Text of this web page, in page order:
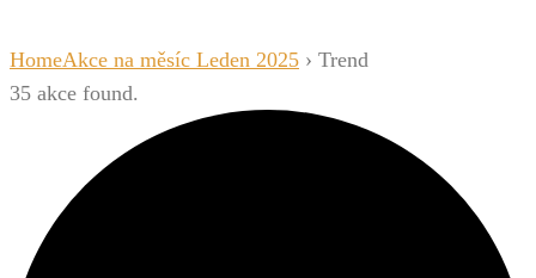
HomeAkce na měsíc Leden 2025 › Trend
35 akce found.